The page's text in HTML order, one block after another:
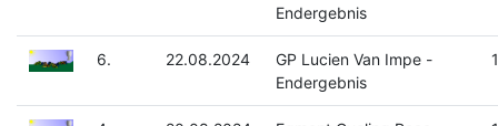
Endergebnis
6. 22.08.2024
GP Lucien Van Impe -
Endergebnis